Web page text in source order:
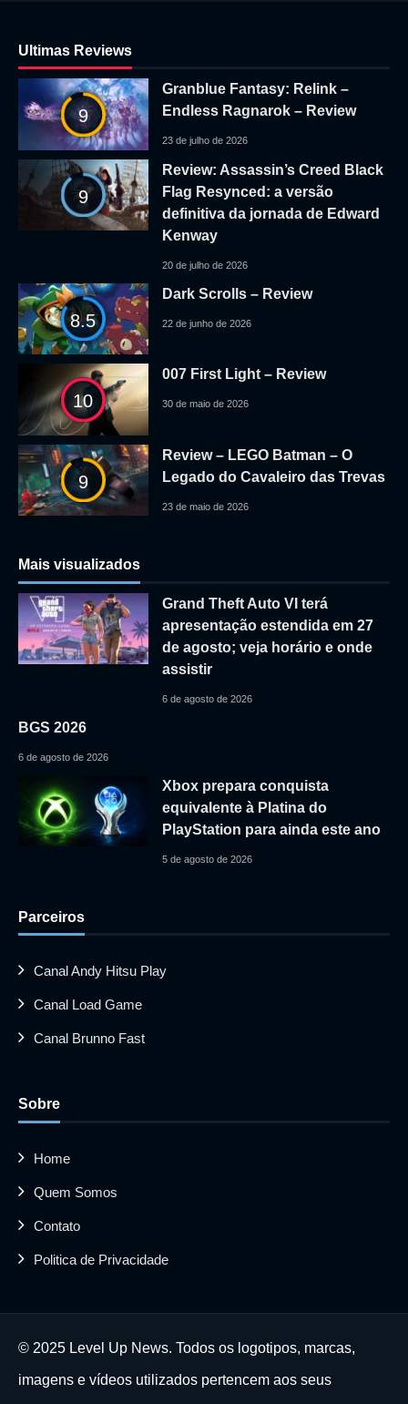
Ultimas Reviews
9
Granblue Fantasy: Relink –
Endless Ragnarok – Review
23 de julho de 2026
9
Review: Assassin’s Creed Black
Flag Resynced: a versão
definitiva da jornada de Edward
Kenway
20 de julho de 2026
8.5
Dark Scrolls – Review
22 de junho de 2026
10
007 First Light – Review
30 de maio de 2026
9
Review – LEGO Batman – O
Legado do Cavaleiro das Trevas
23 de maio de 2026
Mais visualizados
Grand Theft Auto VI terá
apresentação estendida em 27
de agosto; veja horário e onde
assistir
6 de agosto de 2026
BGS 2026
6 de agosto de 2026
Xbox prepara conquista
equivalente à Platina do
PlayStation para ainda este ano
5 de agosto de 2026
Parceiros
Canal Andy Hitsu Play
Canal Load Game
Canal Brunno Fast
Sobre
Home
Quem Somos
Contato
Politica de Privacidade
© 2025 Level Up News. Todos os logotipos, marcas,
imagens e vídeos utilizados pertencem aos seus